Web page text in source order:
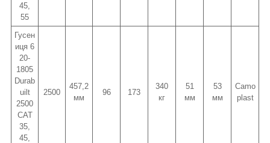
45,
55
Гусен
иця 6
20-
1805
Durab
uilt
2500
CAT
35,
45,
2500
457,2
мм
96 173
340
кг
51
мм
53
мм
Camo
plast